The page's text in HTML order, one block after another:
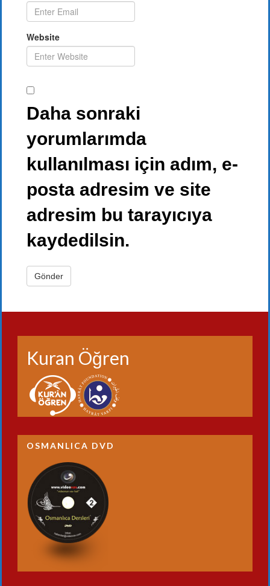
Website
Daha sonraki
yorumlarımda
kullanılması için adım, e-
posta adresim ve site
adresim bu tarayıcıya
kaydedilsin.
Kuran Öğren
OSMANLICA DVD